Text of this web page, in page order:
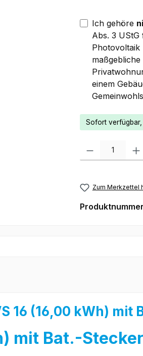
Ich gehöre
Abs. 3
Photovoltaik
einem
Sofort
Produkt Anzahl:
Zum Merkzettel
16 (16,00 kWh) mit
mit Bat.-